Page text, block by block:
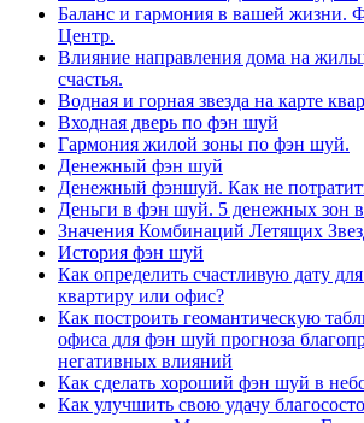
Баланс и гармония в вашей жизни.
Центр.
Влияние направления дома на
счастья.
Водная и горная звезда на карте
Входная дверь по фэн шуй
Гармония жилой зоны по фэн шуй.
Денежный фэн шуй
Денежный фэншуй. Как не
Деньги в фэн шуй. 5 денежных зон
Значения Комбинаций Летящих
История фэн шуй
Как определить счастливую дату
квартиру или офис?
Как построить геомантическую
офиса для фэн шуй прогноза
негативных влияний
Как сделать хороший фэн шуй в
Как улучшить свою удачу